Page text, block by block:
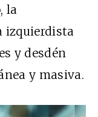
la
izquierdista
y desdén
y masiva.